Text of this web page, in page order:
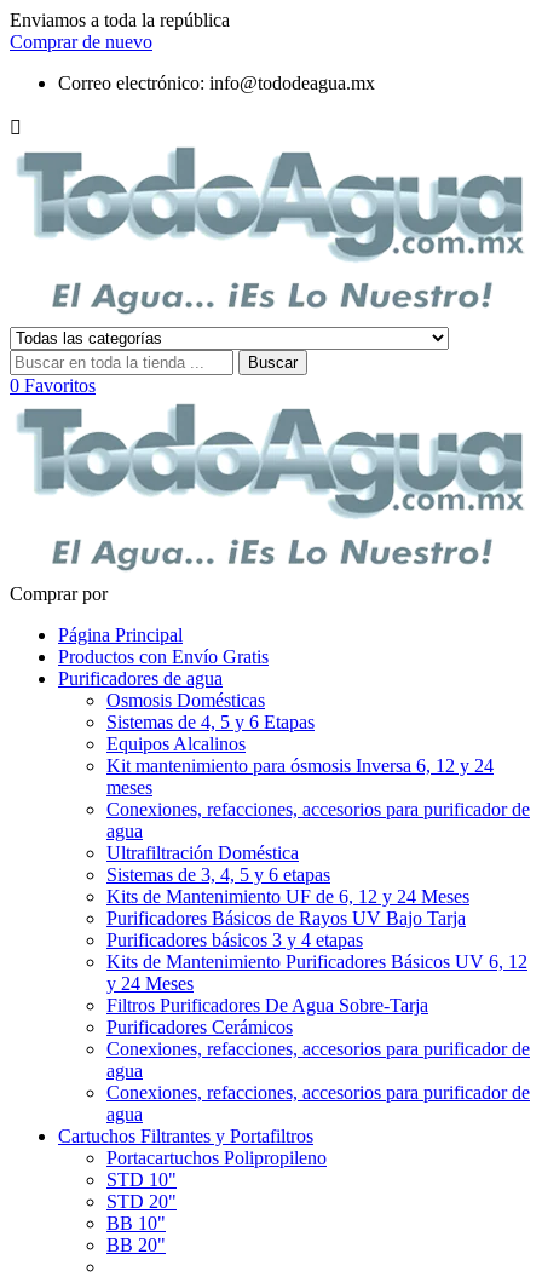
Enviamos a toda la república
Comprar de nuevo
Correo electrónico: info@tododeagua.mx

Buscar
0 Favoritos
Comprar por
Página Principal
Productos con Envío Gratis
Purificadores de agua
Osmosis Domésticas
Sistemas de 4, 5 y 6 Etapas
Equipos Alcalinos
Kit mantenimiento para ósmosis Inversa 6, 12 y 24
meses
Conexiones, refacciones, accesorios para purificador de
agua
Ultrafiltración Doméstica
Sistemas de 3, 4, 5 y 6 etapas
Kits de Mantenimiento UF de 6, 12 y 24 Meses
Purificadores Básicos de Rayos UV Bajo Tarja
Purificadores básicos 3 y 4 etapas
Kits de Mantenimiento Purificadores Básicos UV 6, 12
y 24 Meses
Filtros Purificadores De Agua Sobre-Tarja
Purificadores Cerámicos
Conexiones, refacciones, accesorios para purificador de
agua
Conexiones, refacciones, accesorios para purificador de
agua
Cartuchos Filtrantes y Portafiltros
Portacartuchos Polipropileno
STD 10"
STD 20"
BB 10"
BB 20"